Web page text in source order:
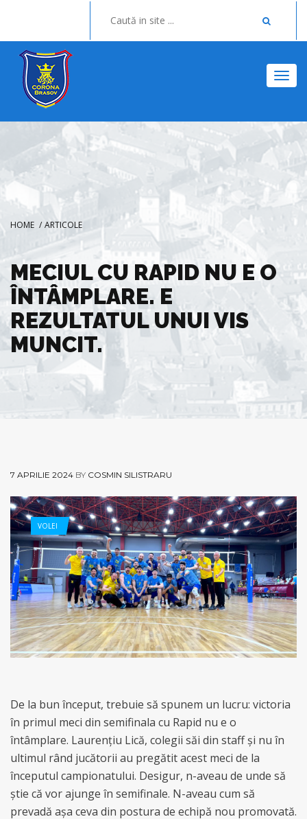
HOME / ARTICOLE
MECIUL CU RAPID NU E O
ÎNTÂMPLARE. E
REZULTATUL UNUI VIS
MUNCIT.
7 APRILIE 2024 BY COSMIN SILISTRARU
VOLEI
De la bun început, trebuie să spunem un lucru: victoria
în primul meci din semifinala cu Rapid nu e o
întâmplare. Laurențiu Lică, colegii săi din staff și nu în
ultimul rând jucătorii au pregătit acest meci de la
începutul campionatului. Desigur, n-aveau de unde să
știe că vor ajunge în semifinale. N-aveau cum să
prevadă așa ceva din postura de echipă nou promovată.